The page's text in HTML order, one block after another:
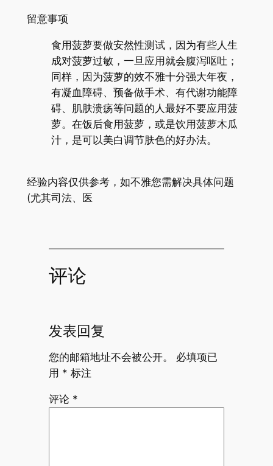
留意事项
食用菠萝要做安然性测试，因为有些人生
成对菠萝过敏，一旦应用就会腹泻呕吐；
同样，因为菠萝的效不雅十分强大年夜，
有凝血障碍、预备做手术、有代谢功能障
碍、肌肤溃疡等问题的人最好不要应用菠
萝。在饭后食用菠萝，或是饮用菠萝木瓜
汁，是可以美白调节肤色的好办法。
经验内容仅供参考，如不雅您需解决具体问题
(尤其司法、医
评论
发表回复
您的邮箱地址不会被公开。
必填项已
用 * 标注
评论 *